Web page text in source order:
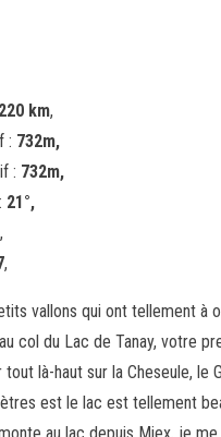
km,
: 732m,
: 732m,
21°,
,
,
vallons qui ont tellement à
col du Lac de Tanay, votre
là-haut sur la Cheseule, le
est le lac est tellement